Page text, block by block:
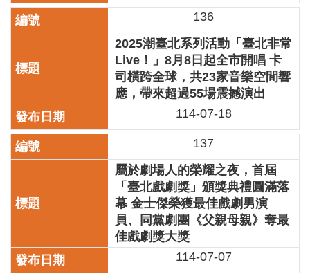
資
訊
安
政
政
府
網
站
開
放
相
136
2025潮臺北系列活動「臺北非常
Live！」8月8日起全市開唱 卡
司橫跨全球，共23家音樂空間響
應，帶來超過55場震撼演出
114-07-18
137
屬於劇場人的榮耀之夜，首屆
「臺北戲劇獎」頒獎典禮圓滿落
幕 金士傑榮獲最佳戲劇男演
員、同黨劇團《父親母親》奪最
佳戲劇獎大獎
114-07-07